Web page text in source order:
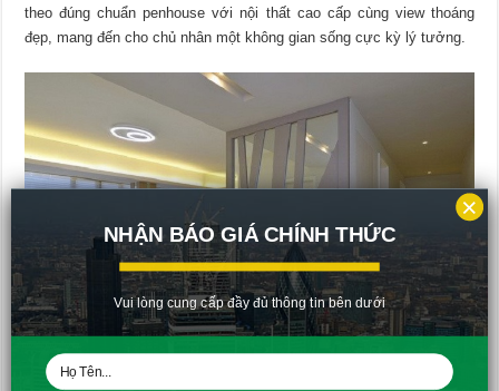
theo đúng chuẩn penhouse với nội thất cao cấp cùng view thoáng
đẹp, mang đến cho chủ nhân một không gian sống cực kỳ lý tưởng.
Các căn penhouse dự án Sài Gòn Mia được thiết kế và xây dựng
NHẬN BÁO GIÁ CHÍNH THỨC
Vui lòng cung cấp đầy đủ thông tin bên dưới
×